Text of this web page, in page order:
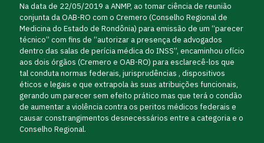
Na data de 22/05/2019 a ANMP, ao tomar ciência de reunião
conjunta da OAB-RO com o Cremero (Conselho Regional de
Medicina do Estado de Rondônia) para emissão de um “parecer
técnico” com fins de “autorizar a presença de advogados
dentro das salas de perícia médica do INSS”, encaminhou ofício
aos dois órgãos (Cremero e OAB-RO) para esclarecê-los que
tal conduta normas federais, jurisprudências , dispositivos
éticos e legais e que extrapola às suas atribuições funcionais,
gerando um parecer sem efeito prático mas que terá o condão
de aumentar a violência contra os peritos médicos federais e
causar constrangimentos desnecessários entre a categoria e o
Conselho Regional.